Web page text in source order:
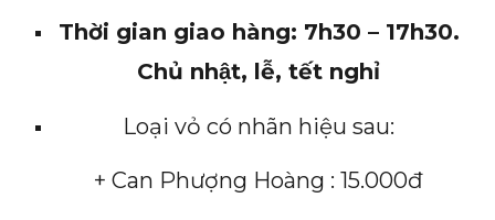
Thời gian giao hàng: 7h30 – 17h30.
Chủ nhật, lễ, tết nghỉ
Loại vỏ có nhãn hiệu sau:
+ Can Phượng Hoàng : 15.000đ